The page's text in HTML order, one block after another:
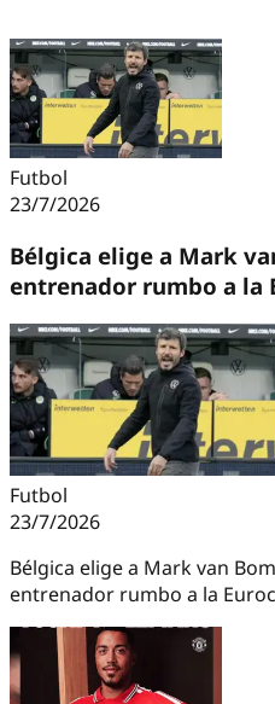
Futbol
23/7/2026
Bélgica elige a Mark
entrenador rumbo a la
Futbol
23/7/2026
Bélgica elige a Mark van
entrenador rumbo a la